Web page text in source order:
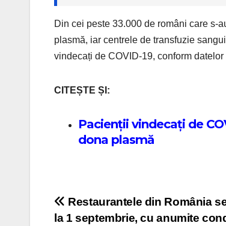
Din cei peste 33.000 de români care s-
plasmă, iar centrele de transfuzie
vindecați de COVID-19, conform
CITEȘTE ȘI:
Pacienții vindecați de
dona plasmă
Post navigation
Restaurantele din România
la 1 septembrie, cu anumite